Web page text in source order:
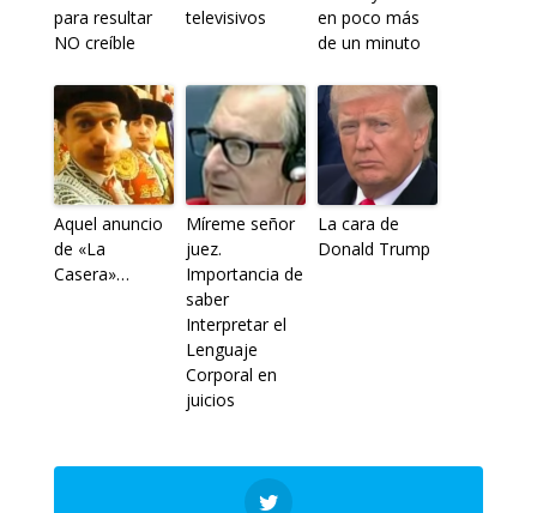
para resultar
NO creíble
televisivos
en poco más
de un minuto
Aquel anuncio
de «La
Casera»…
Míreme señor
juez.
Importancia de
saber
Interpretar el
Lenguaje
Corporal en
juicios
La cara de
Donald Trump